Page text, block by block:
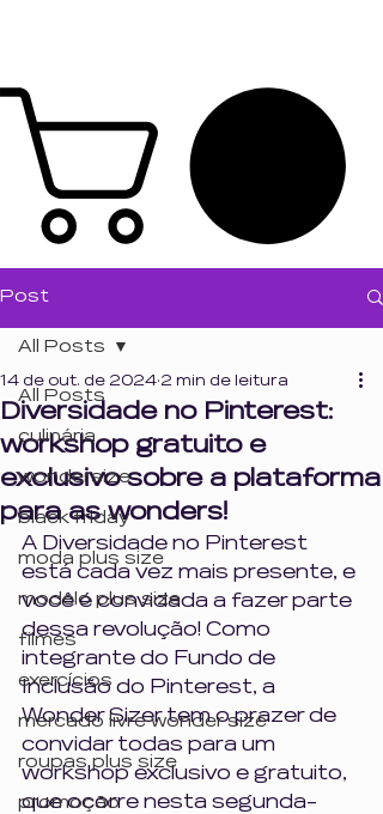
Post
All Posts
culinária
wondersize
black friday
moda plus size
modelo plus size
filmes
exercícios
mercado livre wonder size
roupas plus size
promoção
All Posts
Diversidade no Pinterest:
workshop gratuito e
exclusivo sobre a plataforma
para as wonders!
14 de out. de 2024 2 min de leitura
A Diversidade no Pinterest
está cada vez mais presente, e
você é convidada a fazer parte
dessa revolução! Como
integrante do Fundo de
Inclusão do Pinterest, a
Wonder Sizer tem o prazer de
convidar todas para um
workshop exclusivo e gratuito,
que ocorre nesta segunda-